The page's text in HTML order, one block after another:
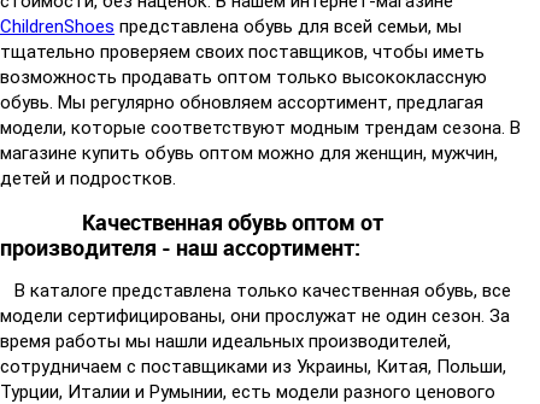
ChildrenShoes представлена обувь для всей семьи, мы
тщательно проверяем своих поставщиков, чтобы иметь
возможность продавать оптом только высококлассную
обувь. Мы регулярно обновляем ассортимент, предлагая
модели, которые соответствуют модным трендам сезона. В
магазине купить обувь оптом можно для женщин, мужчин,
детей и подростков.
Качественная обувь оптом от
производителя - наш ассортимент:
В каталоге представлена только качественная обувь, все
модели сертифицированы, они прослужат не один сезон. За
время работы мы нашли идеальных производителей,
сотрудничаем с поставщиками из Украины, Китая, Польши,
Турции, Италии и Румынии, есть модели разного ценового